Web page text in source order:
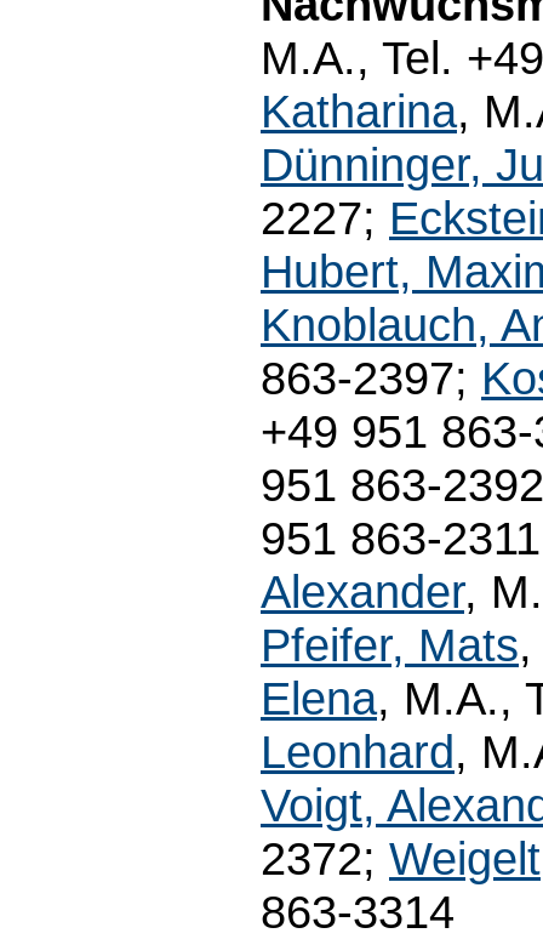
M.A., Tel.
Katharina,
Dünninger,
2227;
Hubert,
Knoblauch,
863-2397;
+49 951
951 863-
951 863-
Alexander,
Pfeifer, Mats
Elena, M.A.,
Leonhard,
Voigt,
2372;
863-3314